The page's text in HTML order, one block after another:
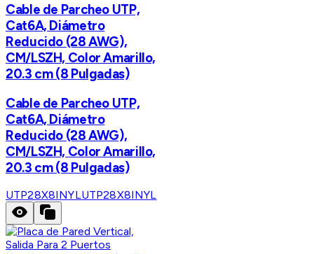
Cable de Parcheo UTP,
Cat6A, Diámetro
Reducido (28 AWG),
CM/LSZH, Color Amarillo,
20.3 cm (8 Pulgadas)
Cable de Parcheo UTP,
Cat6A, Diámetro
Reducido (28 AWG),
CM/LSZH, Color Amarillo,
20.3 cm (8 Pulgadas)
UTP28X8INYLUTP28X8INYL